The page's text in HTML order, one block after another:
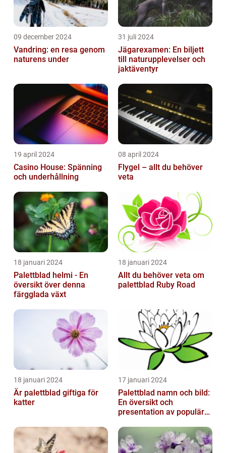
09 december 2024
Vandring: en resa genom
naturens under
31 juli 2024
Jägarexamen: En biljett
till naturupplevelser och
jaktäventyr
19 april 2024
Casino House: Spänning
och underhållning
08 april 2024
Flygel – allt du behöver
veta
18 januari 2024
Palettblad helmi - En
översikt över denna
färgglada växt
18 januari 2024
Allt du behöver veta om
palettblad Ruby Road
18 januari 2024
Är palettblad giftiga för
katter
17 januari 2024
Palettblad namn och bild:
En översikt och
presentation av populära